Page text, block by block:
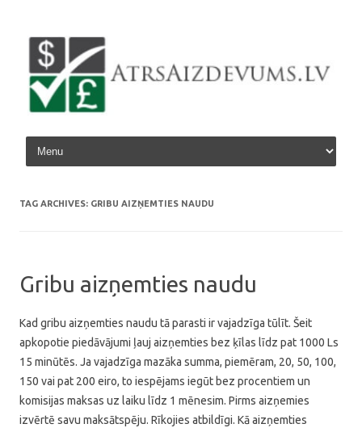
Skip to content
TAG ARCHIVES: GRIBU AIZŅEMTIES NAUDU
Gribu aizņemties naudu
Kad gribu aizņemties naudu tā parasti ir vajadzīga tūlīt. Šeit
apkopotie piedāvājumi ļauj aizņemties bez ķīlas līdz pat 1000 Ls
15 minūtēs. Ja vajadzīga mazāka summa, piemēram, 20, 50, 100,
150 vai pat 200 eiro, to iespējams iegūt bez procentiem un
komisijas maksas uz laiku līdz 1 mēnesim. Pirms aizņemies
izvērtē savu maksātspēju. Rīkojies atbildīgi. Kā aizņemties